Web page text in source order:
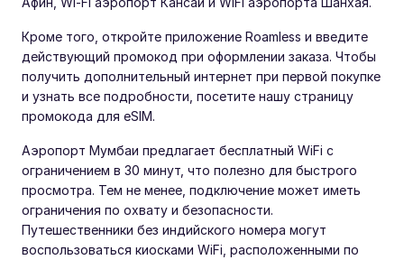
Кроме того, откройте приложение Roamless и введите
действующий промокод при оформлении заказа. Чтобы
получить дополнительный интернет при первой покупке
и узнать все подробности, посетите нашу страницу
промокода для eSIM.
Аэропорт Мумбаи предлагает бесплатный WiFi с
ограничением в 30 минут, что полезно для быстрого
просмотра. Тем не менее, подключение может иметь
ограничения по охвату и безопасности.
Путешественники без индийского номера могут
воспользоваться киосками WiFi, расположенными по